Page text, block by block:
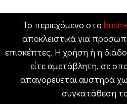
Το περιεχόμενο στο
αποκλειστικά για
επισκέπτες. Η χρήση ή η
είτε αμετάβλητη, σε
απαγορεύεται αυστηρά
συγκατάθεση